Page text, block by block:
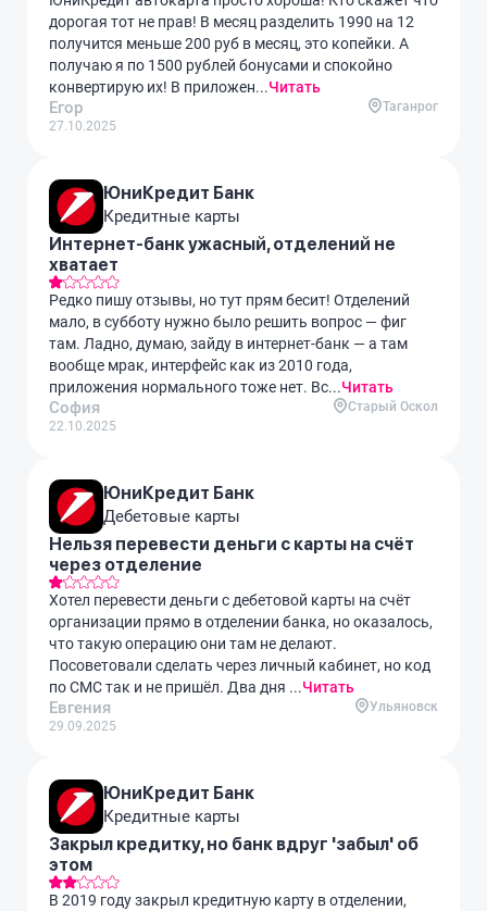
дорогая тот не прав! В месяц разделить 1990 на 12
получится меньше 200 руб в месяц, это копейки. А
получаю я по 1500 рублей бонусами и спокойно
конвертирую их! В приложен...Читать
Егор
27.10.2025
Таганрог
ЮниКредит Банк
Кредитные карты
Интернет-банк ужасный, отделений не
хватает
Редко пишу отзывы, но тут прям бесит! Отделений
мало, в субботу нужно было решить вопрос — фиг
там. Ладно, думаю, зайду в интернет-банк — а там
вообще мрак, интерфейс как из 2010 года,
приложения нормального тоже нет. Вс...Читать
София
22.10.2025
Старый Оскол
ЮниКредит Банк
Дебетовые карты
Нельзя перевести деньги с карты на счёт
через отделение
Хотел перевести деньги с дебетовой карты на счёт
организации прямо в отделении банка, но оказалось,
что такую операцию они там не делают.
Посоветовали сделать через личный кабинет, но код
по СМС так и не пришёл. Два дня ...Читать
Евгения
29.09.2025
Ульяновск
ЮниКредит Банк
Кредитные карты
Закрыл кредитку, но банк вдруг 'забыл' об
этом
В 2019 году закрыл кредитную карту в отделении,